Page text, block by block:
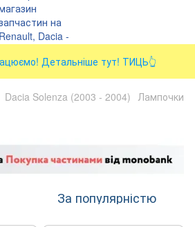
Детальніше тут! ТИЦЬ👆
Dacia Solenza (2003 - 2004) Лампочки
За популярністю